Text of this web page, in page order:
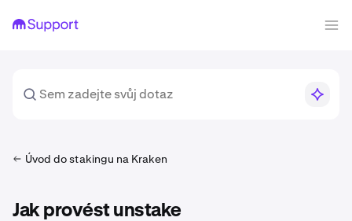
Úvod do stakingu na Kraken
Jak provést unstake